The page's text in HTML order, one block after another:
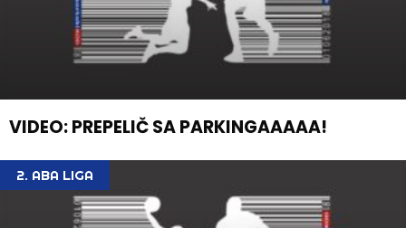
VIDEO: PREPELIČ SA PARKINGAAAAA!
2. ABA LIGA